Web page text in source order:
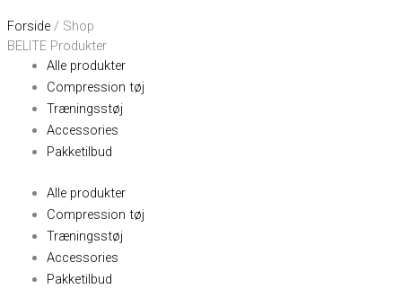
Forside/ Shop
BELITE Produkter
Alle produkter
Compression tøj
Træningsstøj
Accessories
Pakketilbud
Alle produkter
Compression tøj
Træningsstøj
Accessories
Pakketilbud